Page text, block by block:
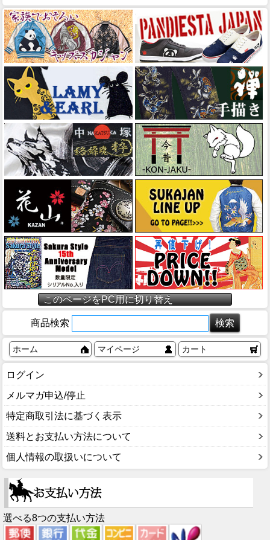
このページをPC用に切り替え
商品検索
ホーム マイページ カート
ログイン
メルマガ申込/停止
特定商取引法に基づく表示
送料とお支払い方法について
個人情報の取扱いについて
選べる8つの支払い方法